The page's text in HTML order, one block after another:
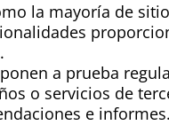
la mayoría de
a prueba
o servicios de
e informes.